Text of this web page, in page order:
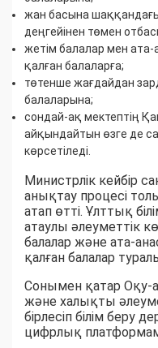
жан басына
деңгейінен төмен
жетім балалар мен
қалған балаларға;
төтенше жағдайдан
балаларына;
сондай-ақ мектептің
айқындайтын өзге де
көрсетіледі.
Министрлік кейбір
анықтау процесі
атап өтті. Ұлттық
атаулы әлеуметтік
балалар және ата-
қалған балалар
Сонымен қатар Оқу-
және халықты
бірлесіп білім беру
цифрлық